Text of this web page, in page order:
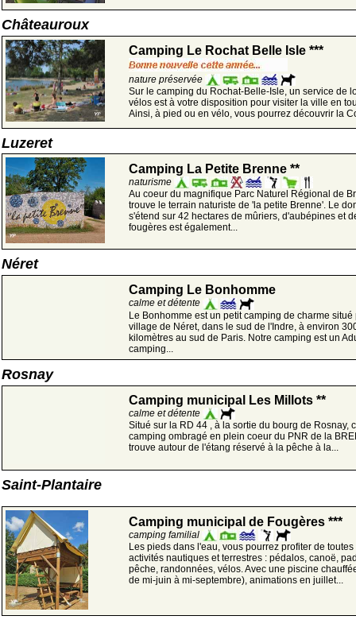
Châteauroux
Camping Le Rochat Belle Isle ***
nature préservée
Sur le camping du Rochat-Belle-Isle, un service de
vélos est à votre disposition pour visiter la ville en
Ainsi, à pied ou en vélo, vous pourrez découvrir la
Luzeret
Camping La Petite Brenne **
naturisme
Au coeur du magnifique Parc Naturel Régional de
trouve le terrain naturiste de 'la petite Brenne'. Le
s'étend sur 42 hectares de mûriers, d'aubépines et
fougères est également...
Néret
Camping Le Bonhomme
calme et détente
Le Bonhomme est un petit camping de charme situé
village de Néret, dans le sud de l'Indre, à environ
kilomètres au sud de Paris. Notre camping est un
camping...
Rosnay
Camping municipal Les Millots **
calme et détente
Situé sur la RD 44 , à la sortie du bourg de Rosnay,
camping ombragé en plein coeur du PNR de la
trouve autour de l'étang réservé à la pêche à la...
Saint-Plantaire
Camping municipal de Fougères ***
camping familial
Les pieds dans l'eau, vous pourrez profiter de toutes
activités nautiques et terrestres : pédalos, canoë,
pêche, randonnées, vélos. Avec une piscine
de mi-juin à mi-septembre), animations en juillet...